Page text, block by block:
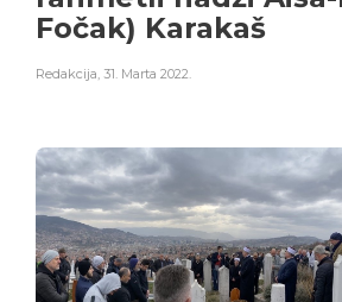
Fočak) Karakaš
Redakcija, 31. Marta 2022.